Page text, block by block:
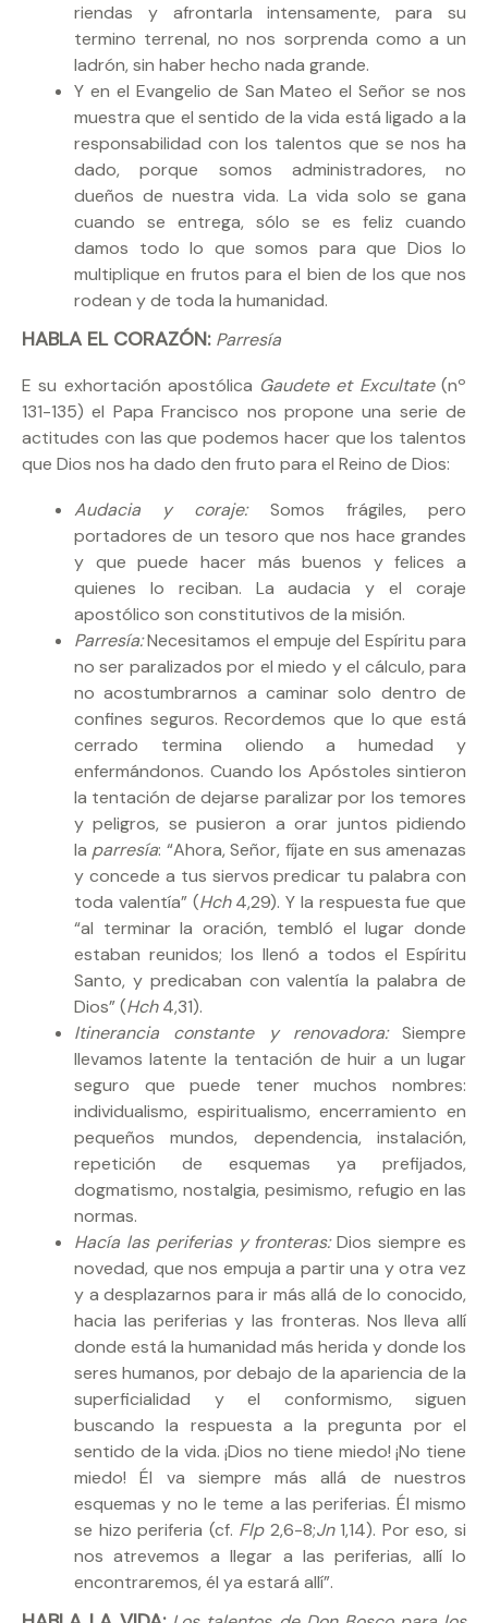
riendas y afrontarla intensamente, para su
termino terrenal, no nos sorprenda como a un
ladrón, sin haber hecho nada grande.
Y en el Evangelio de San Mateo el Señor se nos
muestra que el sentido de la vida está ligado a la
responsabilidad con los talentos que se nos ha
dado, porque somos administradores, no
dueños de nuestra vida. La vida solo se gana
cuando se entrega, sólo se es feliz cuando
damos todo lo que somos para que Dios lo
multiplique en frutos para el bien de los que nos
rodean y de toda la humanidad.
HABLA EL CORAZÓN: Parresía
E su exhortación apostólica Gaudete et Excultate(nº
131-135) el Papa Francisco nos propone una serie de
actitudes con las que podemos hacer que los talentos
que Dios nos ha dado den fruto para el Reino de Dios:
Audacia y coraje:Somos frágiles, pero
portadores de un tesoro que nos hace grandes
y que puede hacer más buenos y felices a
quienes lo reciban. La audacia y el coraje
apostólico son constitutivos de la misión.
Parresía:Necesitamos el empuje del Espíritu para
no ser paralizados por el miedo y el cálculo, para
no acostumbrarnos a caminar solo dentro de
confines seguros. Recordemos que lo que está
cerrado termina oliendo a humedad y
enfermándonos. Cuando los Apóstoles sintieron
la tentación de dejarse paralizar por los temores
y peligros, se pusieron a orar juntos pidiendo
la parresía: “Ahora, Señor, fíjate en sus amenazas
y concede a tus siervos predicar tu palabra con
toda valentía” (Hch4,29). Y la respuesta fue que
“al terminar la oración, tembló el lugar donde
estaban reunidos; los llenó a todos el Espíritu
Santo, y predicaban con valentía la palabra de
Dios” (Hch4,31).
Itinerancia constante y renovadora:Siempre
llevamos latente la tentación de huir a un lugar
seguro que puede tener muchos nombres:
individualismo, espiritualismo, encerramiento en
pequeños mundos, dependencia, instalación,
repetición de esquemas ya prefijados,
dogmatismo, nostalgia, pesimismo, refugio en las
normas.
Hacía las periferias y fronteras:Dios siempre es
novedad, que nos empuja a partir una y otra vez
y a desplazarnos para ir más allá de lo conocido,
hacia las periferias y las fronteras. Nos lleva allí
donde está la humanidad más herida y donde los
seres humanos, por debajo de la apariencia de la
superficialidad y el conformismo, siguen
buscando la respuesta a la pregunta por el
sentido de la vida. ¡Dios no tiene miedo! ¡No tiene
miedo! Él va siempre más allá de nuestros
esquemas y no le teme a las periferias. Él mismo
se hizo periferia (cf. Flp2,6-8;Jn1,14). Por eso, si
nos atrevemos a llegar a las periferias, allí lo
encontraremos, él ya estará allí”.